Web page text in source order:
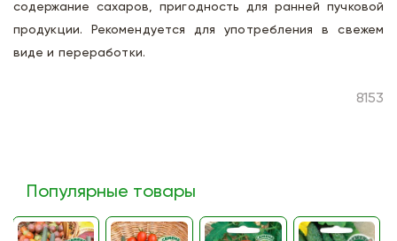
содержание сахаров, пригодность для ранней пучковой
продукции. Рекомендуется для употребления в свежем
виде и переработки.
8153
Популярные товары